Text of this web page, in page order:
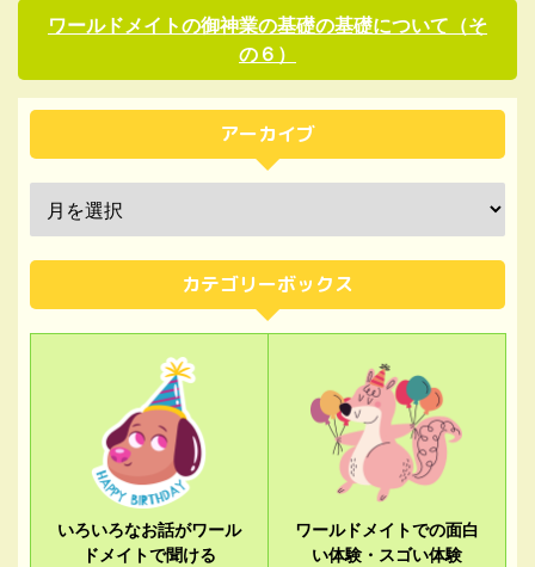
ワールドメイトの御神業の基礎の基礎について（そ
の６）
アーカイブ
カテゴリーボックス
いろいろなお話がワール
ドメイトで聞ける
ワールドメイトでの面白
い体験・スゴい体験